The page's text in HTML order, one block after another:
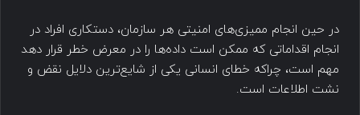
در حین انجام ممیزی‌های امنیتی هر سازمان، دستکاری افراد در
انجام اقداماتی که ممکن است داده‌ها را در معرض خطر قرار دهد
مهم است، چراکه خطای انسانی یکی از شایع‌ترین دلایل نقض و
نشت اطلاعات است.